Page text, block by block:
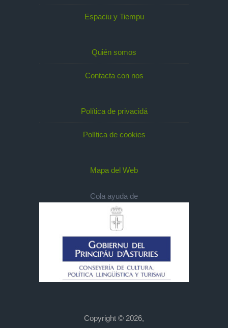
Espaciu y Tiempu
Quién somos
Contacta con nos
Política de privacidá
Política de cookies
Mapa del Web
Cola ayuda de
Copyright © 2026,